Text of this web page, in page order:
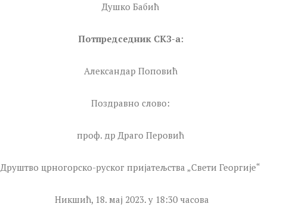
Душко Бабић
Потпредседник СКЗ-а:
Александар Поповић
Поздравно слово:
проф. др Драго Перовић
Друштво црногорско-руског пријатељства „Свети Георгије“
Никшић, 18. мај 2023. у 18:30 часова